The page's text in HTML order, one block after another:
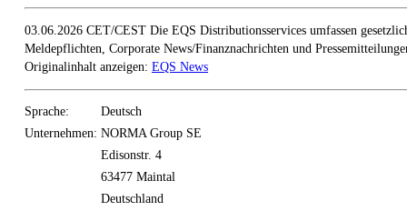
03.06.2026 CET/CEST Die EQS Distributionsservices umfassen
Meldepflichten, Corporate News/Finanznachrichten und
Originalinhalt anzeigen: EQS News
Sprache:
Deutsch
Unternehmen: NORMA Group SE
Edisonstr. 4
63477 Maintal
Deutschland